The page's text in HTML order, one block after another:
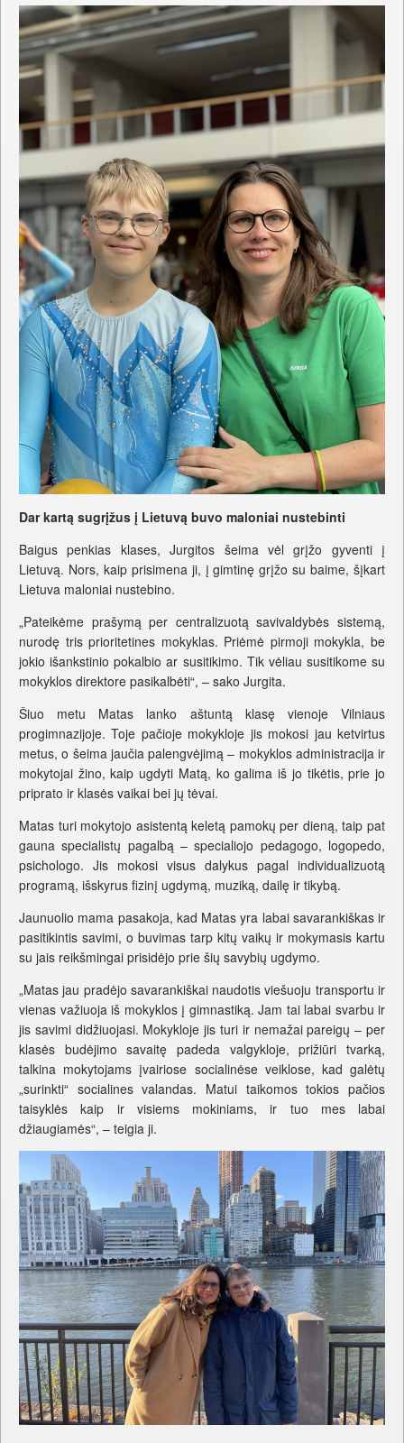
Dar kartą sugrįžus į Lietuvą buvo maloniai nustebinti
Baigus penkias klases, Jurgitos šeima vėl grįžo gyventi į
Lietuvą. Nors, kaip prisimena ji, į gimtinę grįžo su baime, šįkart
Lietuva maloniai nustebino.
„Pateikėme prašymą per centralizuotą savivaldybės sistemą,
nurodę tris prioritetines mokyklas. Priėmė pirmoji mokykla, be
jokio išankstinio pokalbio ar susitikimo. Tik vėliau susitikome su
mokyklos direktore pasikalbėti“, – sako Jurgita.
Šiuo metu Matas lanko aštuntą klasę vienoje Vilniaus
progimnazijoje. Toje pačioje mokykloje jis mokosi jau ketvirtus
metus, o šeima jaučia palengvėjimą – mokyklos administracija ir
mokytojai žino, kaip ugdyti Matą, ko galima iš jo tikėtis, prie jo
priprato ir klasės vaikai bei jų tėvai.
Matas turi mokytojo asistentą keletą pamokų per dieną, taip pat
gauna specialistų pagalbą – specialiojo pedagogo, logopedo,
psichologo. Jis mokosi visus dalykus pagal individualizuotą
programą, išskyrus fizinį ugdymą, muziką, dailę ir tikybą.
Jaunuolio mama pasakoja, kad Matas yra labai savarankiškas ir
pasitikintis savimi, o buvimas tarp kitų vaikų ir mokymasis kartu
su jais reikšmingai prisidėjo prie šių savybių ugdymo.
„Matas jau pradėjo savarankiškai naudotis viešuoju transportu ir
vienas važiuoja iš mokyklos į gimnastiką. Jam tai labai svarbu ir
jis savimi didžiuojasi. Mokykloje jis turi ir nemažai pareigų – per
klasės budėjimo savaitę padeda valgykloje, prižiūri tvarką,
talkina mokytojams įvairiose socialinėse veiklose, kad galėtų
„surinkti“ socialines valandas. Matui taikomos tokios pačios
taisyklės kaip ir visiems mokiniams, ir tuo mes labai
džiaugiamės“, – teigia ji.